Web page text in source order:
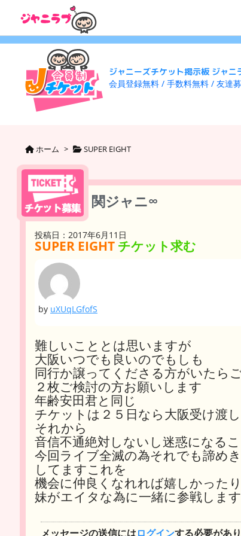
ジャニーズチケット掲示板 ジャニ
会員登録無料 / 手数料無料 / 友達
ホーム > SUPER EIGHT
関ジャニ∞
投稿日：2017年6月11日
SUPER EIGHT チケット求む
by uXUqLGfofS
難しいこととは思いますが
大阪いつでも良いのでもしも
同行か譲ってくださる方がいたら
２枚ご検討の方お願いします
年齢安田君と同じ
チケットは２５日なら大阪受け渡
それから
音信不通絶対しないし迷惑になる
今回ライブ全滅の為それでも諦め
してますこれを
機会に仲良くなれれば嬉しかった
妹がエイタな為に一緒に参戦します
メッセージの送信にはログインする必要があ